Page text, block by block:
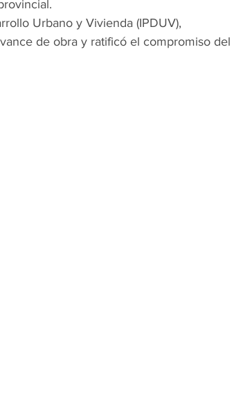
Urbano y Vivienda (IPDUV),
de obra y ratificó el compromiso del